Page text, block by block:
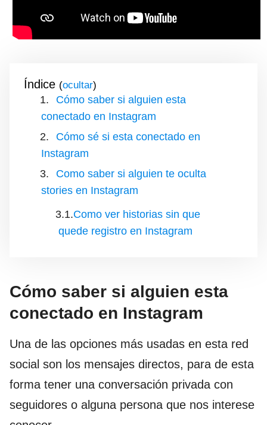
Índice ( )
Cómo saber si alguien esta
conectado en Instagram
Cómo sé si esta conectado en
Instagram
Como saber si alguien te oculta
stories en Instagram
Como ver historias sin que
quede registro en Instagram
Cómo saber si alguien esta
conectado en Instagram
Una de las opciones más usadas en esta red
social son los mensajes directos, para de esta
forma tener una conversación privada con
seguidores o alguna persona que nos interese